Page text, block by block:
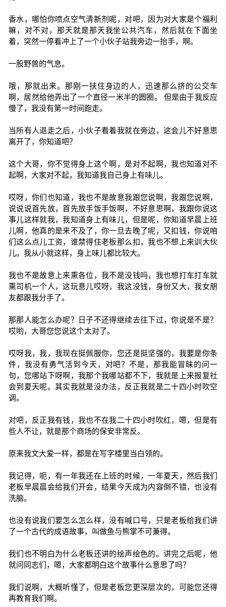
香水，哪怕你喷点空气清新剂呢，对吧，因为对大家是个福利
嘛，对不对，那天就是那天我坐公共汽车，然后就在下面坐
着，突然一停着冲上了一个小伙子站我旁边一抬手，啊。
一股野兽的气息。
哦，那就出来。那刚一扶住身边的人，迅速那么挤的公交车
啊，居然给他弄出了一个直径一米半的圆圈。 但是由于我反应
慢了，我没有第一时间跑走。
当所有人退走之后，小伙子看着我就在旁边，这会儿不好意思
离开了，你知道吧？
这个大哥，你不觉得身上这个啊，是对不起啊，我也知道对不
起啊，大家对不起，我知道我自己身上有味儿。
哎呀，你们也知道，我也不是故意我跟您说啊，我跟您说啊，
说说说首先放，首先放手饭手饭啊，不好意思啊，我跟你说这
事儿这样就我，我知道身上有味儿，但是呢，你知道早晨上班
儿啊，他真的是来不及了，你一旦去晚了呢，又扣钱，你说咱
们这么点儿工资，谁禁得住老板那么扣，我也不想上来训大伙
儿。我从小就这样，身上味儿都比较大。
我也不是故意上来熏各位，我不是没钱吗，我也想打车打车就
熏司机一个人，这玩意儿哎呀，我这没钱，身份又大，我女朋
友都跟我分手了。
那那人能怎么办呢？日子不还得继续去往下过，你说是不是？
哎哟，大哥您您说这个太对了。
哎呀我，我，我现在挺佩服你，您还是挺坚强的，我要是你条
件，我没有勇气活到今天，对吧？不是，那我能冒昧的问一
句，您哪站下呀啊，我那个我哪站都不下，我就是上来报复社
会到夏天呢。其实我就是没办法，反正我就是二十四小时吹空
调。
对吧，反正我有钱，我也不在我二十四小时吹红，嗯，但是有
些人不让，就是那个商场的保安非常反。
原来我文大爱一样，都是在写字楼里当白领的。
我记得，呃，有一年我还在上班的时候，一年夏天，然后我们
老板早晨晨会给我们开会，结果今天成为内容倒不错，也没有
洗脑。
也没有说我们要怎么怎么样，没有喊口号，只是老板给我们讲
了一个古代的成语故事，叫做鱼与熊掌不可兼得。
我们也不明白为什么老板还讲的绘声绘色的。讲完之后呢，他
就问同志们，嗯，大家都明白这个故事什么意思了吗？
我们说啊，大概听懂了，但是老板您更深层次的，可能您还得
再教育我们啊。